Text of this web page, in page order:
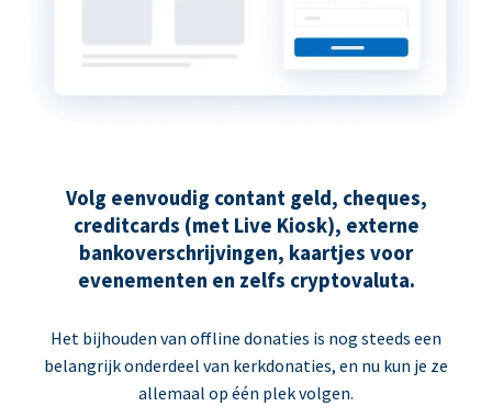
Volg eenvoudig contant geld, cheques,
creditcards (met Live Kiosk), externe
bankoverschrijvingen, kaartjes voor
evenementen en zelfs cryptovaluta.
Het bijhouden van offline donaties is nog steeds een
belangrijk onderdeel van kerkdonaties, en nu kun je ze
allemaal op één plek volgen.